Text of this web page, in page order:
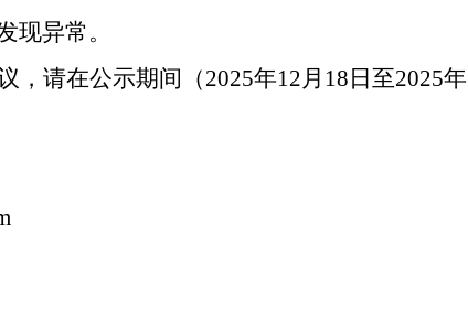
现异常。
，请在公示期间（2025年12月 18 日至2025年